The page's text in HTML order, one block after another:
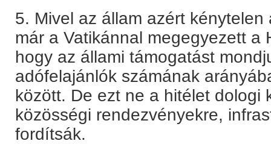
5. Mivel az állam azért
már a Vatikánnal megegyezett a
hogy az állami támogatást
adófelajánlók számának
között. De ezt ne a hitélet dologi
közösségi rendezvényekre,
fordítsák.